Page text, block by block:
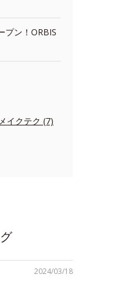
プン！ORBIS
イクテク (7)
2024/03/18